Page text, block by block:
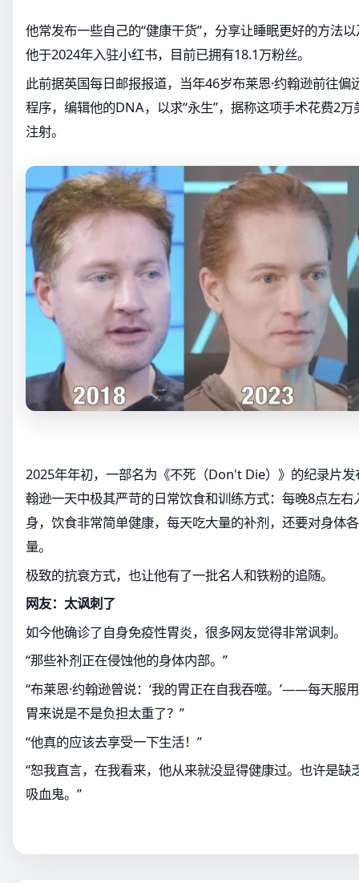
他常发布一些自己的“健康干货”，分享让睡眠更好的方法
他于2024年入驻小红书，目前已拥有18.1万粉丝。
此前据英国每日邮报报道，当年46岁布莱恩·约翰逊前往
程序，编辑他的DNA，以求“永生”，据称这项手术花费2
注射。
2025年年初，一部名为《不死（Don't Die）》的纪录片发
翰逊一天中极其严苛的日常饮食和训练方式：每晚8点左
身，饮食非常简单健康，每天吃大量的补剂，还要对身体
量。
极致的抗衰方式，也让他有了一批名人和铁粉的追随。
网友：太讽刺了
如今他确诊了自身免疫性胃炎，很多网友觉得非常讽刺。
“那些补剂正在侵蚀他的身体内部。”
“布莱恩·约翰逊曾说：‘我的胃正在自我吞噬。’——每天服
胃来说是不是负担太重了？”
“他真的应该去享受一下生活！”
“恕我直言，在我看来，他从来就没显得健康过。也许是缺
吸血鬼。”